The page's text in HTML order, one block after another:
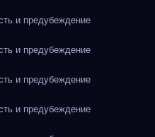
и предубеждение
и предубеждение
и предубеждение
и предубеждение